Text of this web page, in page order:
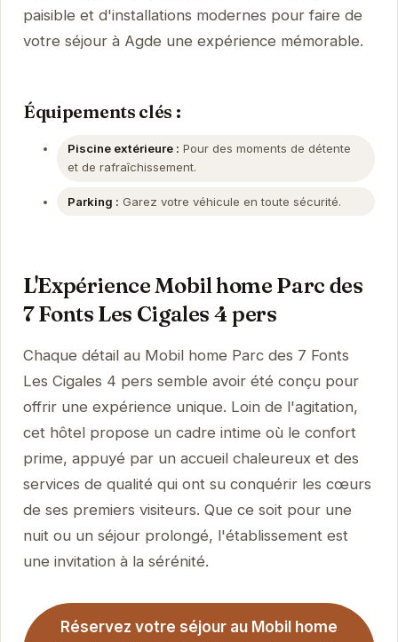
paisible et d'installations modernes pour faire de
votre séjour à Agde une expérience mémorable.
Équipements clés :
Piscine extérieure : Pour des moments de détente
et de rafraîchissement.
Parking : Garez votre véhicule en toute sécurité.
L'Expérience Mobil home Parc des
7 Fonts Les Cigales 4 pers
Chaque détail au Mobil home Parc des 7 Fonts
Les Cigales 4 pers semble avoir été conçu pour
offrir une expérience unique. Loin de l'agitation,
cet hôtel propose un cadre intime où le confort
prime, appuyé par un accueil chaleureux et des
services de qualité qui ont su conquérir les cœurs
de ses premiers visiteurs. Que ce soit pour une
nuit ou un séjour prolongé, l'établissement est
une invitation à la sérénité.
Réservez votre séjour au Mobil home